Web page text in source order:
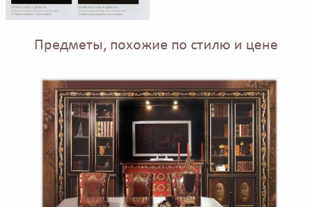
Предметы, похожие по стилю и цене